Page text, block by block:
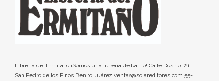
Librería del Ermitaño ¡Somos una librería de barrio! Calle Dos no. 21
San Pedro de los Pinos Benito Juárez ventas@solareditores.com 55-